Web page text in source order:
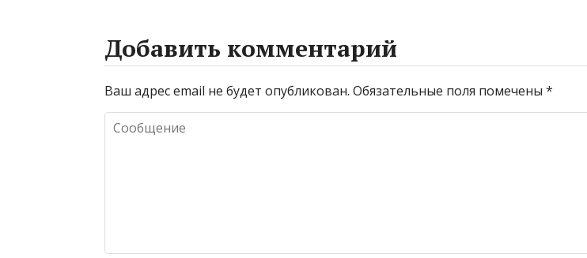
Добавить комментарий
Ваш адрес email не будет опубликован. Обязательные поля помечены *